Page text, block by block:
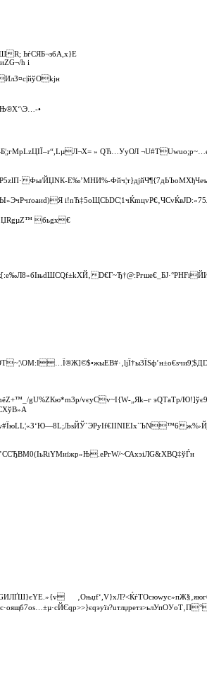
R; ЬѓСЯБ¬збA,x}E
h і
» QЋ…УуОЛ
Фы/
ЏRgµZ™ бьgx€
gU%ZКю­*m3p/vєyCv~І{W‑„Яk–г эQTаTр/
~САхэiЛG&XВQ‡ўЃн